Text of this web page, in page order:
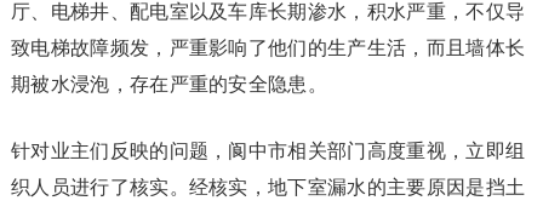
厅、电梯井、配电室以及车库长期渗水，积水严重，不仅导
致电梯故障频发，严重影响了他们的生产生活，而且墙体长
期被水浸泡，存在严重的安全隐患。
针对业主们反映的问题，阆中市相关部门高度重视，立即组
织人员进行了核实。经核实，地下室漏水的主要原因是挡土